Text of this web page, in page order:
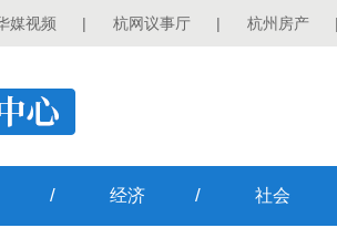
媒视频 | 杭网议事厅 | 杭州房产 |
/ 经济 / 社会